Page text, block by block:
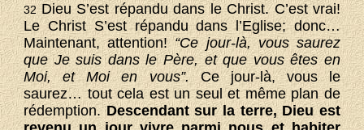
32Dieu S’est répandu dans le Christ. C’est vrai!
Le Christ S’est répandu dans l’Eglise; donc…
Maintenant, attention!“Ce jour-là, vous saurez
que Je suis dans le Père, et que vous êtes en
Moi, et Moi en vous”.Ce jour-là, vous le
saurez… tout cela est un seul et même plan de
rédemption.Descendant sur la terre, Dieu est